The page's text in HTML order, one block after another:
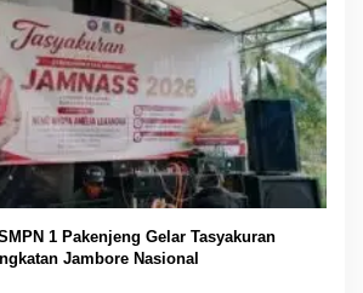
1 Pakenjeng Gelar Tasyakuran
Jambore Nasional